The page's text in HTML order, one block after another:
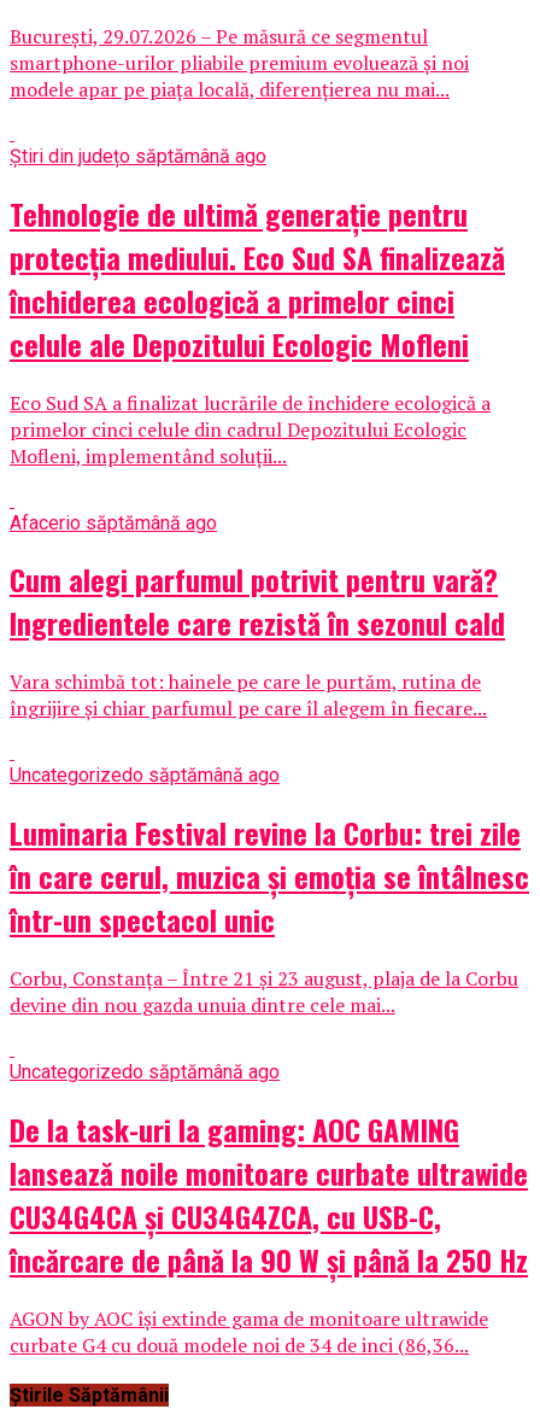
București, 29.07.2026 – Pe măsură ce segmentul
smartphone-urilor pliabile premium evoluează și noi
modele apar pe piața locală, diferențierea nu mai...
Știri din județo săptămână ago
Tehnologie de ultimă generație pentru
protecția mediului. Eco Sud SA finalizează
închiderea ecologică a primelor cinci
celule ale Depozitului Ecologic Mofleni
Eco Sud SA a finalizat lucrările de închidere ecologică a
primelor cinci celule din cadrul Depozitului Ecologic
Mofleni, implementând soluții...
Afacerio săptămână ago
Cum alegi parfumul potrivit pentru vară?
Ingredientele care rezistă în sezonul cald
Vara schimbă tot: hainele pe care le purtăm, rutina de
îngrijire și chiar parfumul pe care îl alegem în fiecare...
Uncategorizedo săptămână ago
Luminaria Festival revine la Corbu: trei zile
în care cerul, muzica și emoția se întâlnesc
într-un spectacol unic
Corbu, Constanța – Între 21 și 23 august, plaja de la Corbu
devine din nou gazda unuia dintre cele mai...
Uncategorizedo săptămână ago
De la task-uri la gaming: AOC GAMING
lansează noile monitoare curbate ultrawide
CU34G4CA și CU34G4ZCA, cu USB-C,
încărcare de până la 90 W și până la 250 Hz
AGON by AOC își extinde gama de monitoare ultrawide
curbate G4 cu două modele noi de 34 de inci (86,36...
Știrile Săptămânii